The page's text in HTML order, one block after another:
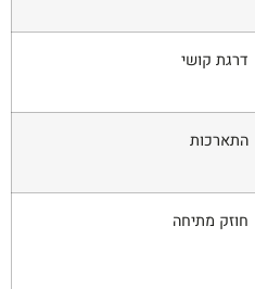
דרגת קושי
התארכות
חוזק מתיחה